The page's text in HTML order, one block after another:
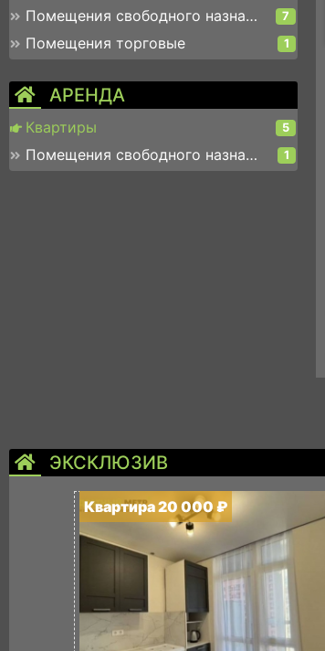
Помещения свободного назначения 7
Помещения торговые 1
АРЕНДА
Квартиры 5
Помещения свободного назначения 1
ЭКСКЛЮЗИВ
Квартира 20 000 ₽